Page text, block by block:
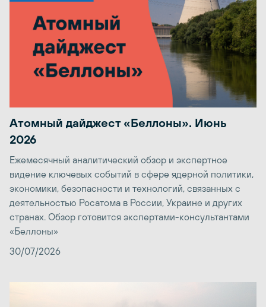
Атомный дайджест «Беллоны». Июнь
2026
Ежемесячный аналитический обзор и экспертное
видение ключевых событий в сфере ядерной политики,
экономики, безопасности и технологий, связанных с
деятельностью Росатома в России, Украине и других
странах. Обзор готовится экспертами-консультантами
«Беллоны»
30/07/2026